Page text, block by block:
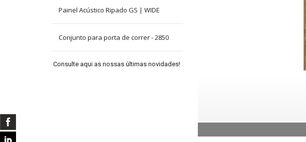
Painel Acústico Ripado GS | WIDE
Conjunto para porta de correr - 2850
Consulte aqui as nossas últimas novidades!